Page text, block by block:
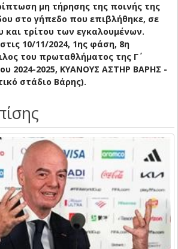
μη τήρησης της ποινής της
στο γήπεδο που επιβλήθηκε, σε
και τρίτου των εγκαλουμένων.
10/11/2024, 1ης φάση, 8η
του πρωταθλήματος της Γ΄
2024-2025, ΚΥΑΝΟΥΣ ΑΣΤΗΡ ΒΑΡΗΣ -
στάδιο Βάρης).